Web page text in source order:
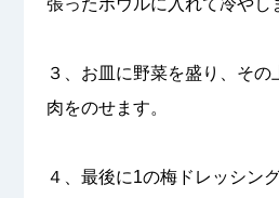
３、お皿に野菜を盛り、そ
肉をのせます。
４、最後に1の梅ドレッシン